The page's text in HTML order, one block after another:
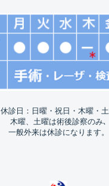
休診日：日曜・祝日・木曜・
木曜、土曜は術後診察のみ､
一般外来は休診になります。